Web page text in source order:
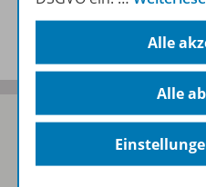
Folgen Sie uns auf Social
Alle
Alle